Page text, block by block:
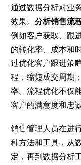
通过数据分析对业
效果。分析销售流
例如客户获取、跟
的转化率、成本和
过优化客户跟进策
程，缩短成交周期
率。流程优化不仅
客户的满意度和忠诚
销售管理人员在进
种方法和工具，从
定，再到数据分析